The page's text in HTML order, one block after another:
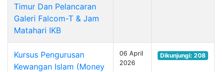
Timur Dan Pelancaran
Galeri Falcom-T & Jam
Matahari IKB
Kursus Pengurusan
Kewangan Islam (Money
06 April
2026
Dikunjungi: 208